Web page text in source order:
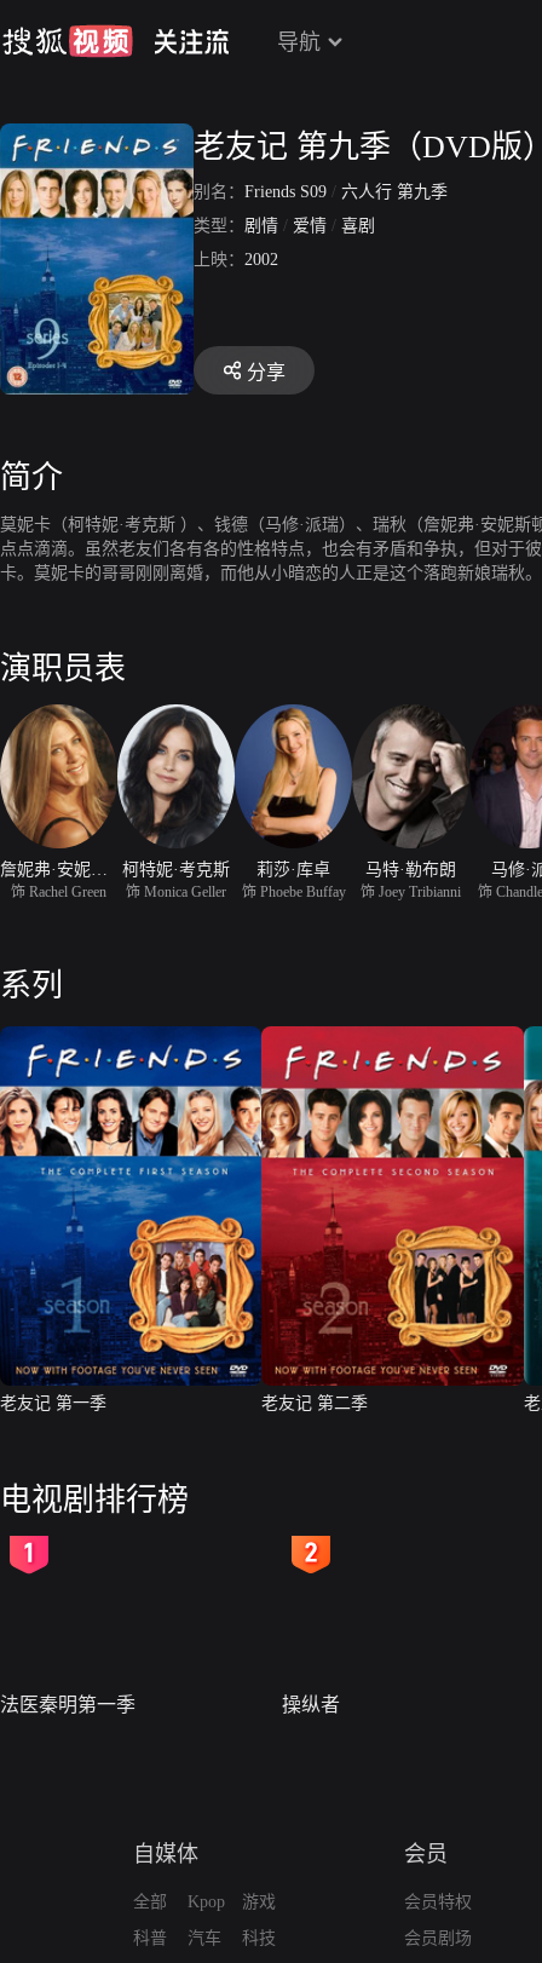
导航
老友记 第九季（DVD版
别名： Friends S09 / 六人行 第九季
类型： 剧情 / 爱情 / 喜剧
上映： 2002
分享
简介
莫妮卡（柯特妮·考克斯 ）、钱德（马修·派瑞）、瑞秋（詹妮弗·安妮
点点滴滴。虽然老友们各有各的性格特点，也会有矛盾和争执，但对于
卡。莫妮卡的哥哥刚刚离婚，而他从小暗恋的人正是这个落跑新娘瑞秋
演职员表
饰 Rachel Green
柯特妮·考克斯
饰 Monica Geller
莉莎·库卓
饰 Phoebe Buffay
马特·勒布朗
饰 Joey Tribianni
马修·
饰
系列
老友记 第一季 老友记 第二季
电视剧排行榜
法医秦明第一季 操纵者
自媒体
全部
科普
Kpop
汽车
游戏
科技
会员
会员特权
会员剧场